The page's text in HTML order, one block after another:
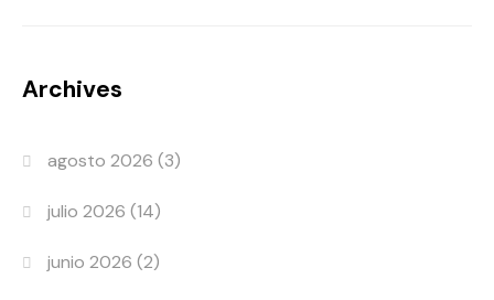
Archives
agosto 2026 (3)
julio 2026 (14)
junio 2026 (2)